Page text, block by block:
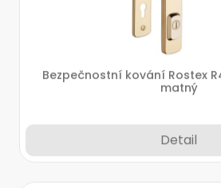
Bezpečnostní kování Rostex
matný
Detail